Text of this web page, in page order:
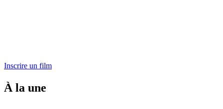
Inscrire un film
À la une